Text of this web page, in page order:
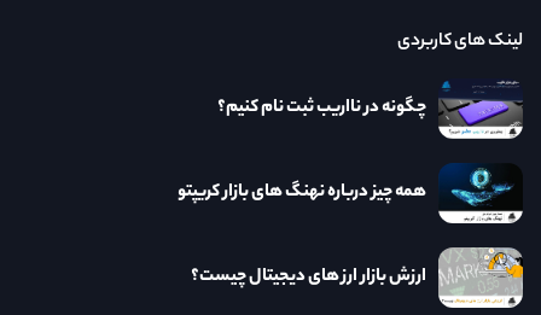
لینک های کاربردی
چگونه در نااریب ثبت نام کنیم؟
همه چیز درباره نهنگ های بازار کریپتو
ارزش بازار ارز های دیجیتال چیست؟